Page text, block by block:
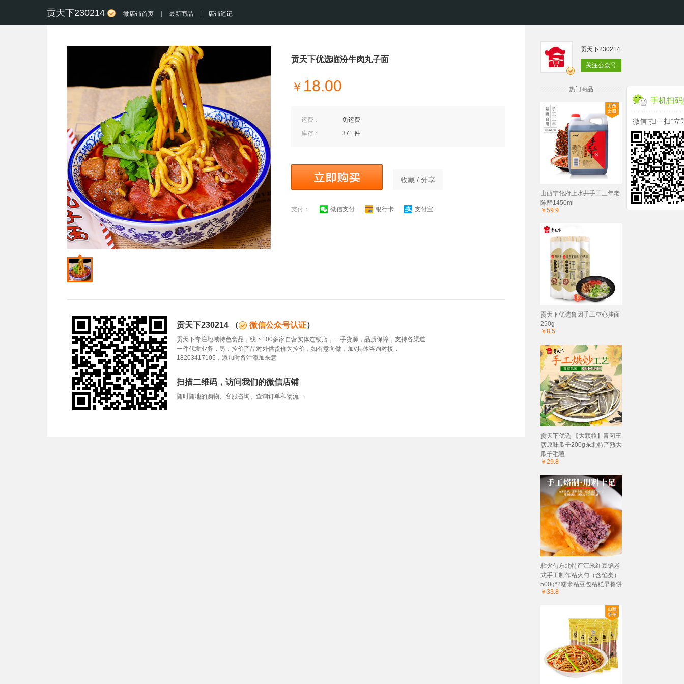
贡天下230214 微店铺首页 最新商品 店铺笔记
贡天下优选临汾牛肉丸子面
￥ 18.00
运费：
免运费
库存：
371 件
收藏 / 分享
支付： 微信支付 银行卡 支付宝
贡天下230214 （ 微信公众号认证）
贡天下专注地域特色食品，线下100多家自营实体连锁店，一手货源，品质保障，支持各渠道
一件代发业务，另：控价产品对外供货价为控价，如有意向做，加v具体咨询对接，
18203417105，添加时备注添加来意
扫描二维码，访问我们的微信店铺
随时随地的购物、客服咨询、查询订单和物流...
贡天下230214
关注公众号
热门商品
山西宁化府上水井手工三年老
陈醋1450ml
￥59.9
贡天下优选鲁因手工空心挂面
250g
￥8.5
贡天下优选 【大颗粒】青冈王
彦原味瓜子200g东北特产熟大
瓜子毛嗑
￥29.8
粘火勺东北特产江米红豆馅老
式手工制作粘火勺（含馅类）
500g*2糯米粘豆包粘糕早餐饼
￥33.8
手机扫
微信“扫一扫”立